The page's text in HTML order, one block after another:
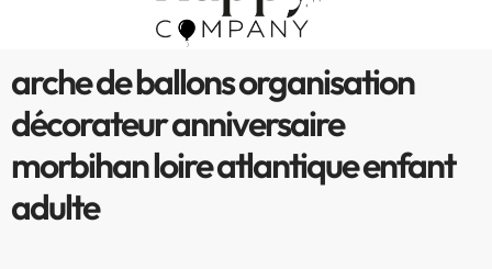
arche de ballons organisation
décorateur anniversaire
morbihan loire atlantique enfant
adulte